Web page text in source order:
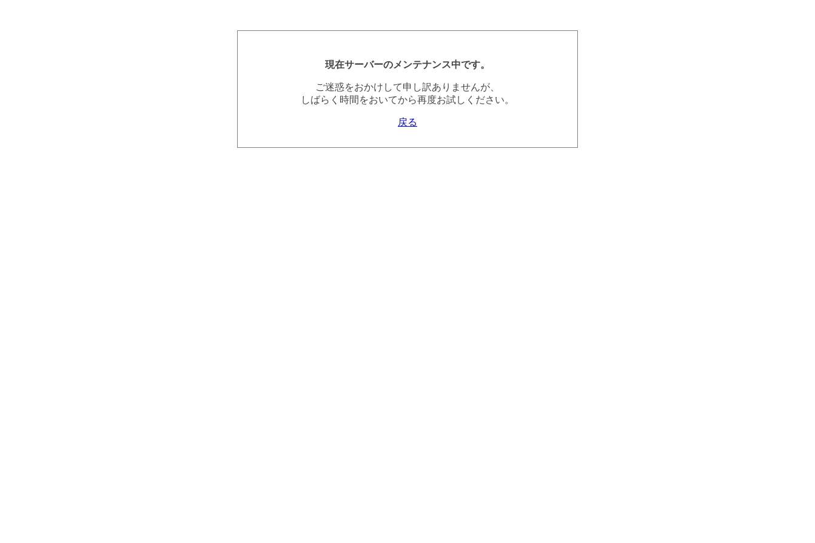
現在サーバーのメンテナンス中です。
ご迷惑をおかけして申し訳ありませんが、
しばらく時間をおいてから再度お試しください。
戻る